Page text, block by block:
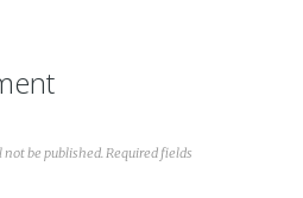
be published. Required fields